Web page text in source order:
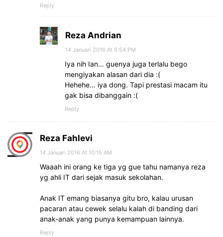
Reply
Reza Andrian
14 Januari 2016 At 6:54 PM
Iya nih Ian… guenya juga terlalu bego
mengiyakan alasan dari dia :(
Hehehe… iya dong. Tapi prestasi macam itu
gak bisa dibanggain :(
Reply
Reza Fahlevi
14 Januari 2016 At 10:15 AM
Waaah ini orang ke tiga yg gue tahu namanya reza
yg ahli IT dari sejak masuk sekolahan.
Anak IT emang biasanya gitu bro, kalau urusan
pacaran atau cewek selalu kalah di banding dari
anak-anak yang punya kemampuan lainnya.
Reply